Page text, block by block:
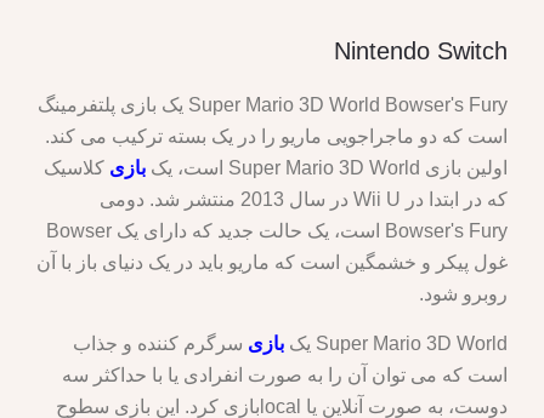
Nintendo Switch
Super Mario 3D World Bowser's Fury یک بازی پلتفرمینگ
است که دو ماجراجویی ماریو را در یک بسته ترکیب می کند.
اولین بازی Super Mario 3D World است، یک
بازی کلاسیک
که در ابتدا در Wii U در سال 2013 منتشر شد. دومی
Bowser's Fury است، یک حالت جدید که دارای یک Bowser
غول پیکر و خشمگین است که ماریو باید در یک دنیای باز با آن
روبرو شود.
Super Mario 3D World یک بازی سرگرم کننده و جذاب
است که می توان آن را به صورت انفرادی یا با حداکثر سه
دوست، به صورت آنلاین یا localبازی کرد. این بازی سطوح